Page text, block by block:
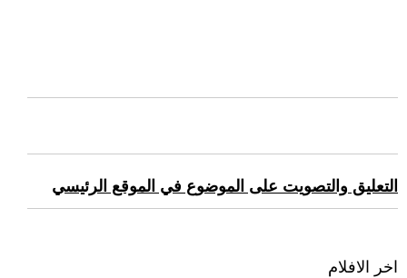
التعليق والتصويت على الموضوع في الموقع الرئيسي
اخر الافلام